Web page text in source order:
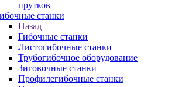
прутков
станки
Назад
Гибочные станки
Листогибочные станки
Трубогибочное оборудование
Зиговочные станки
Профилегибочные станки